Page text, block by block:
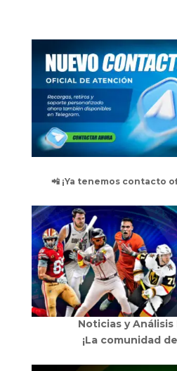
📲 ¡Ya tenemos contacto
Noticias y
¡La comunidad